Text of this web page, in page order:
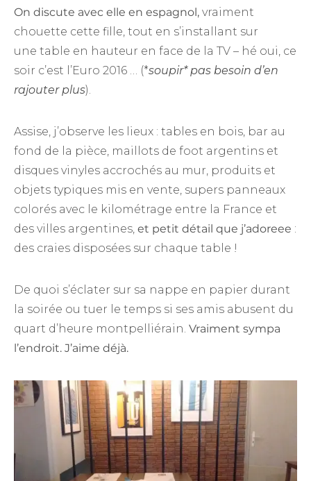
On discute avec elle en espagnol, vraiment
chouette cette fille, tout en s’installant sur
une table en hauteur en face de la TV – hé oui, ce
soir c’est l’Euro 2016 … (*soupir* pas besoin d’en
rajouter plus).
Assise, j’observe les lieux : tables en bois, bar au
fond de la pièce, maillots de foot argentins et
disques vinyles accrochés au mur, produits et
objets typiques mis en vente, supers panneaux
colorés avec le kilométrage entre la France et
des villes argentines, et petit détail que j’adoreee :
des craies disposées sur chaque table !
De quoi s’éclater sur sa nappe en papier durant
la soirée ou tuer le temps si ses amis abusent du
quart d’heure montpelliérain. Vraiment sympa
l’endroit. J’aime déjà.